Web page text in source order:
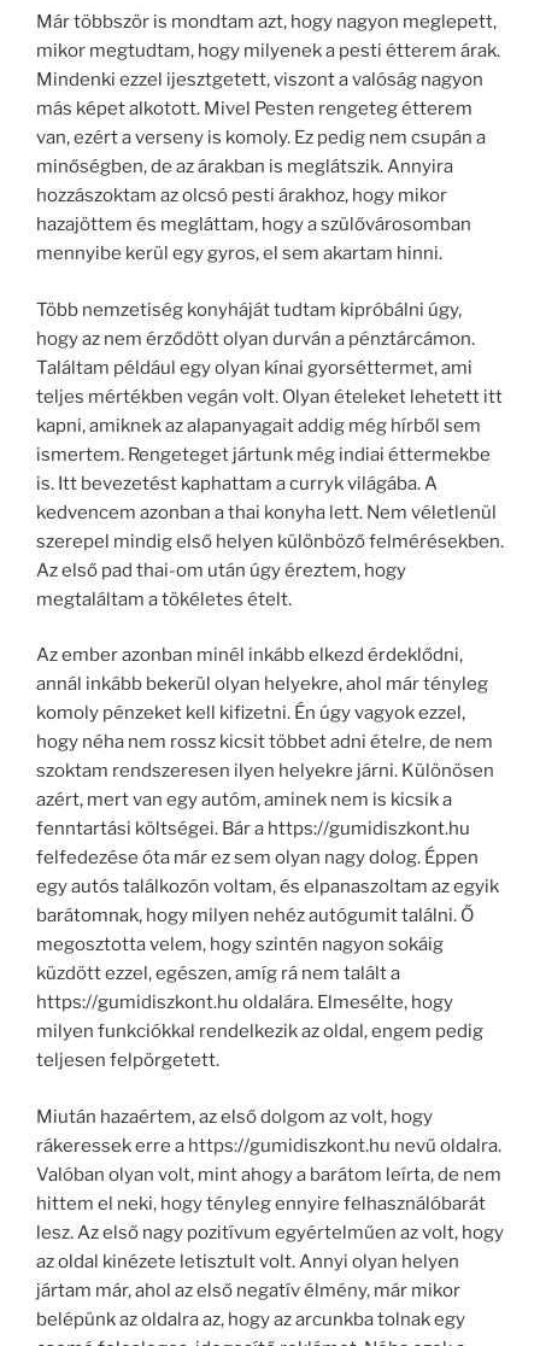
Már többször is mondtam azt, hogy nagyon meglepett,
mikor megtudtam, hogy milyenek a pesti étterem árak.
Mindenki ezzel ijesztgetett, viszont a valóság nagyon
más képet alkotott. Mivel Pesten rengeteg étterem
van, ezért a verseny is komoly. Ez pedig nem csupán a
minőségben, de az árakban is meglátszik. Annyira
hozzászoktam az olcsó pesti árakhoz, hogy mikor
hazajöttem és megláttam, hogy a szülővárosomban
mennyibe kerül egy gyros, el sem akartam hinni.
Több nemzetiség konyháját tudtam kipróbálni úgy,
hogy az nem érződött olyan durván a pénztárcámon.
Találtam például egy olyan kínai gyorséttermet, ami
teljes mértékben vegán volt. Olyan ételeket lehetett itt
kapni, amiknek az alapanyagait addig még hírből sem
ismertem. Rengeteget jártunk még indiai éttermekbe
is. Itt bevezetést kaphattam a curryk világába. A
kedvencem azonban a thai konyha lett. Nem véletlenül
szerepel mindig első helyen különböző felmérésekben.
Az első pad thai-om után úgy éreztem, hogy
megtaláltam a tökéletes ételt.
Az ember azonban minél inkább elkezd érdeklődni,
annál inkább bekerül olyan helyekre, ahol már tényleg
komoly pénzeket kell kifizetni. Én úgy vagyok ezzel,
hogy néha nem rossz kicsit többet adni ételre, de nem
szoktam rendszeresen ilyen helyekre járni. Különösen
azért, mert van egy autóm, aminek nem is kicsik a
fenntartási költségei. Bár a https://gumidiszkont.hu
felfedezése óta már ez sem olyan nagy dolog. Éppen
egy autós találkozón voltam, és elpanaszoltam az egyik
barátomnak, hogy milyen nehéz autógumit találni. Ő
megosztotta velem, hogy szintén nagyon sokáig
küzdött ezzel, egészen, amíg rá nem talált a
https://gumidiszkont.hu oldalára. Elmesélte, hogy
milyen funkciókkal rendelkezik az oldal, engem pedig
teljesen felpörgetett.
Miután hazaértem, az első dolgom az volt, hogy
rákeressek erre a https://gumidiszkont.hu nevű oldalra.
Valóban olyan volt, mint ahogy a barátom leírta, de nem
hittem el neki, hogy tényleg ennyire felhasználóbarát
lesz. Az első nagy pozitívum egyértelműen az volt, hogy
az oldal kinézete letisztult volt. Annyi olyan helyen
jártam már, ahol az első negatív élmény, már mikor
belépünk az oldalra az, hogy az arcunkba tolnak egy